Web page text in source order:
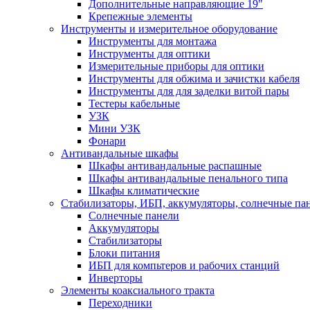
Дополнительные направляющие 19"
Крепежные элементы
Инструменты и измерительное оборудование
Инструменты для монтажа
Инструменты для оптики
Измерительные приборы для оптики
Инструменты для обжима и зачистки кабеля
Инструменты для для заделки витой пары
Тестеры кабельные
УЗК
Мини УЗК
Фонари
Антивандальные шкафы
Шкафы антивандальные распашные
Шкафы антивандальные пенального типа
Шкафы климатические
Стабилизаторы, ИБП, аккумуляторы, солнечные
Солнечные панели
Аккумуляторы
Стабилизаторы
Блоки питания
ИБП для компьтеров и рабочих станций
Инверторы
Элементы коаксиального тракта
Переходники